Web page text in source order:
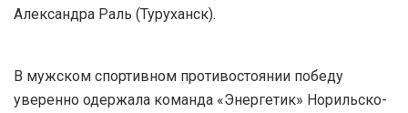
Александра Раль (Туруханск).
В мужском спортивном противостоянии победу
уверенно одержала команда «Энергетик» Норильско-